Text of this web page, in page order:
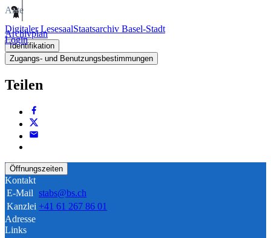
Digitaler LesesaalStaatsarchiv Basel-Stadt
Login
Akte
Archivplan
Identifikation
Zugangs- und Benutzungsbestimmungen
Teilen
Öffnungszeiten
Kontakt
E-Mail stabs@bs.ch
Kanzlei +41 61 267 86 01
Adresse
Links